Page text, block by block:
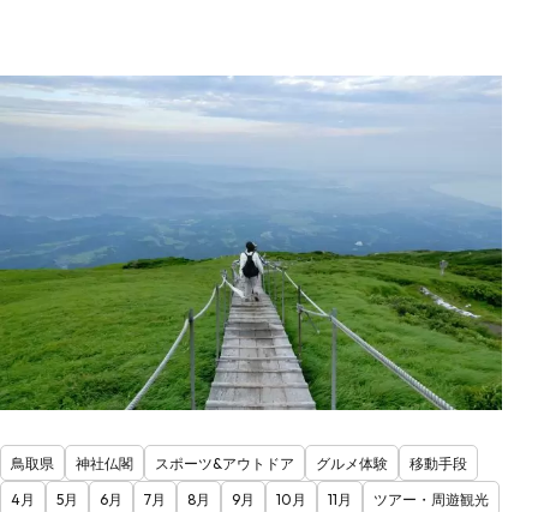
鳥取県 神社仏閣 スポーツ&アウトドア グルメ体験
移動手段
4月
5月 6月 7月 8月 9月 10月 11月
ツアー・周遊観光